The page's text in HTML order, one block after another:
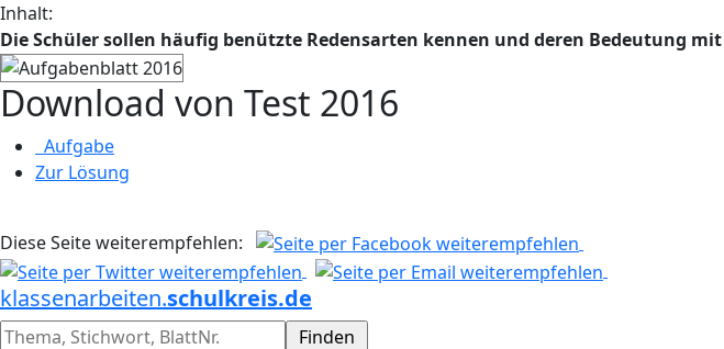
Inhalt:
Die Schüler sollen häufig benützte Redensarten kennen und deren Bedeutung
Download von Test 2016
Aufgabe
Zur Lösung
Diese Seite weiterempfehlen:
klassenarbeiten.schulkreis.de